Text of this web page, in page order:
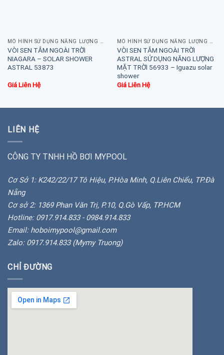
VÒI SEN TẮM NGOÀI TRỜI
NIAGARA – SOLAR SHOWER
ASTRAL 53873
Giá Liên Hệ
VÒI SEN TẮM NGOÀI TRỜI
ASTRAL SỬ DỤNG NĂNG LƯỢNG
MẶT TRỜI 56933 – Iguazu solar
shower
Giá Liên Hệ
LIÊN HỆ
CÔNG TY TNHH HỒ BƠI MYPOOL
Cơ Sở 1: K242/22/17 Tô Hiệu, P.Hòa Minh, Q.Liên Chiểu, TP.Đà
Nẵng
Cơ sở 2: 1369 Phan Văn Trị, P.10, Q.Gò Vấp, TP.HCM
Hotline: 0917.914.833 - 0984.914.833
Email: hoboimypool@gmail.com
Zalo: 0917.914.833 (Mymy Truong)
CHỈ ĐƯỜNG